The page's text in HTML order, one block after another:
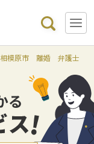
相模原市 離婚 弁護士